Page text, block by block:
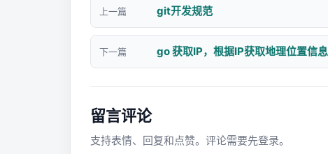
上一篇 git开发规范
下一篇 go 获取IP，根据IP获取地理位置信息
留言评论
支持表情、回复和点赞。评论需要先登录。